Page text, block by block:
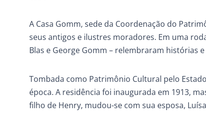
A Casa Gomm, sede da Coordenação do
seus antigos e ilustres moradores. Em uma
Blas e George Gomm – relembraram histórias
Tombada como Patrimônio Cultural pelo
época. A residência foi inaugurada em 1913,
filho de Henry, mudou-se com sua esposa,